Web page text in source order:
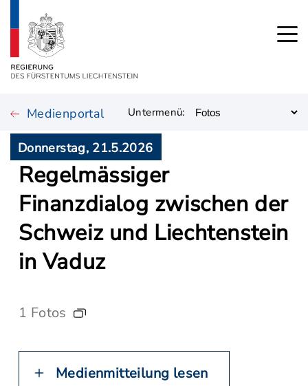
Medienportal Untermenü:
Donnerstag, 21.5.2026
Regelmässiger
Finanzdialog zwischen der
Schweiz und Liechtenstein
in Vaduz
1 Fotos
Medienmitteilung lesen